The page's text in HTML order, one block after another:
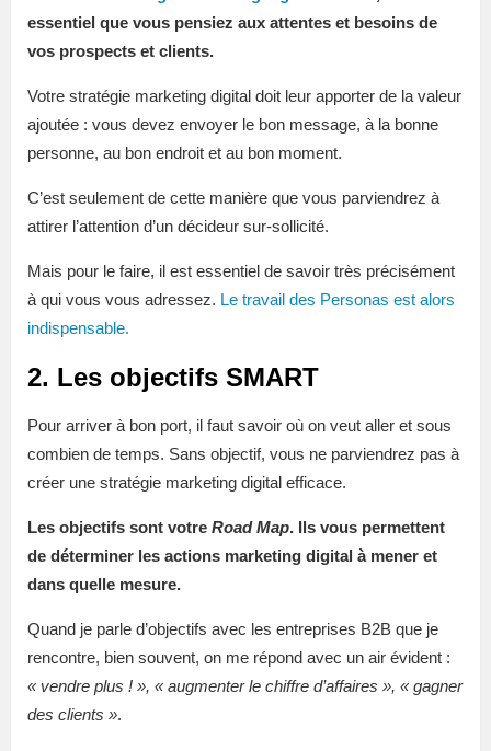
essentiel que vous pensiez aux attentes et besoins de
vos prospects et clients.
Votre stratégie marketing digital doit leur apporter de la valeur
ajoutée : vous devez envoyer le bon message, à la bonne
personne, au bon endroit et au bon moment.
C’est seulement de cette manière que vous parviendrez à
attirer l’attention d’un décideur sur-sollicité.
Mais pour le faire, il est essentiel de savoir très précisément
à qui vous vous adressez. Le travail des Personas est alors
indispensable.
2. Les objectifs SMART
Pour arriver à bon port, il faut savoir où on veut aller et sous
combien de temps. Sans objectif, vous ne parviendrez pas à
créer une stratégie marketing digital efficace.
Les objectifs sont votre Road Map. Ils vous permettent
de déterminer les actions marketing digital à mener et
dans quelle mesure.
Quand je parle d’objectifs avec les entreprises B2B que je
rencontre, bien souvent, on me répond avec un air évident :
« vendre plus ! », « augmenter le chiffre d’affaires », « gagner
des clients ».